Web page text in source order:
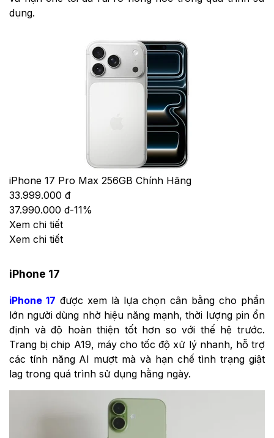
dụng.
iPhone 17 Pro Max 256GB Chính Hãng
33.999.000 đ
37.990.000 đ-11%
Xem chi tiết
Xem chi tiết
iPhone 17
iPhone 17 được xem là lựa chọn cân bằng cho phần
lớn người dùng nhờ hiệu năng mạnh, thời lượng pin ổn
định và độ hoàn thiện tốt hơn so với thế hệ trước.
Trang bị chip A19, máy cho tốc độ xử lý nhanh, hỗ trợ
các tính năng AI mượt mà và hạn chế tình trạng giật
lag trong quá trình sử dụng hằng ngày.